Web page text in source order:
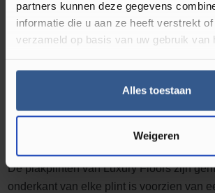
partners kunnen deze gegevens
informatie die u aan ze heeft verstrekt
verzameld op basis van uw gebruik van
Alles toestaan
Weigeren
dus onmisbaar bij een nieuwe vloer.
voor een strakke uitstraling, Luxury
bijpassende kleur plakplint op de
klik PVC en laminaat vloeren. Er zit dus
bij uw vloer past.
Wat zijn plakplinten?
De plakplinten van Luxury Floors zijn
onderkant van elke plint is voorzien van